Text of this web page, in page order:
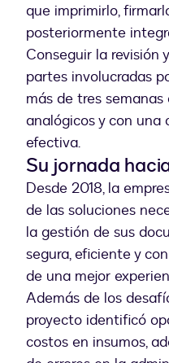
que imprimirlo,
posteriormente
Conseguir la revisión
partes involucradas
más de tres
analógicos y con una
efectiva.
Su jornada
Desde 2018, la
de las soluciones
la gestión de sus
segura, eficiente y
de una mejor
Además de los
proyecto identificó
costos en insumos,